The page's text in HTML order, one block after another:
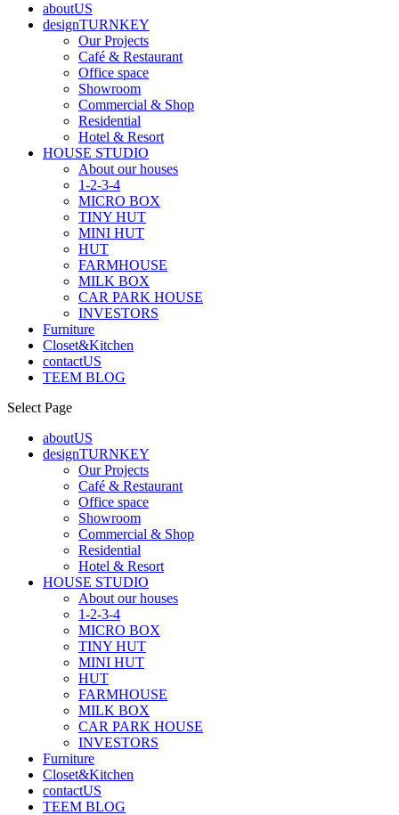
aboutUS
designTURNKEY
Our Projects
Café & Restaurant
Office space
Showroom
Commercial & Shop
Residential
Hotel & Resort
HOUSE STUDIO
About our houses
1-2-3-4
MICRO BOX
TINY HUT
MINI HUT
HUT
FARMHOUSE
MILK BOX
CAR PARK HOUSE
INVESTORS
Furniture
Closet&Kitchen
contactUS
TEEM BLOG
Select Page
aboutUS
designTURNKEY
Our Projects
Café & Restaurant
Office space
Showroom
Commercial & Shop
Residential
Hotel & Resort
HOUSE STUDIO
About our houses
1-2-3-4
MICRO BOX
TINY HUT
MINI HUT
HUT
FARMHOUSE
MILK BOX
CAR PARK HOUSE
INVESTORS
Furniture
Closet&Kitchen
contactUS
TEEM BLOG